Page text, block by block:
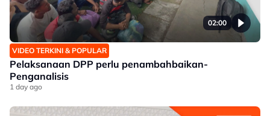
02:00
VIDEO TERKINI & POPULAR
Pelaksanaan DPP perlu penambahbaikan-
Penganalisis
1 day ago